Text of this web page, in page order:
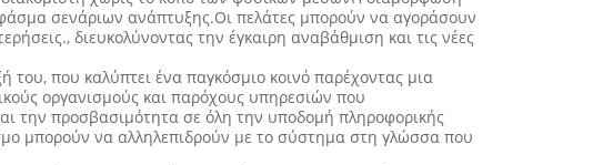
φάσμα σενάριων ανάπτυξης.Οι πελάτες μπορούν να αγοράσουν
διευκολύνοντας την έγκαιρη αναβάθμιση και τις νέες
που καλύπτει ένα παγκόσμιο κοινό παρέχοντας μια
οργανισμούς και παρόχους υπηρεσιών που
την προσβασιμότητα σε όλη την υποδομή πληροφορικής
μπορούν να αλληλεπιδρούν με το σύστημα στη γλώσσα που